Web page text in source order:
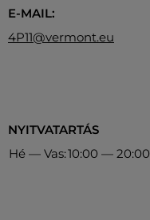
E-MAIL:
4P11@vermont.eu
NYITVATARTÁS
Hé — Vas:10:00 — 20:00